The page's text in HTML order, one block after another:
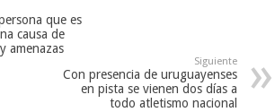
que es
causa de
amenazas
Siguiente
Con presencia de uruguayenses
en pista se vienen dos días a
todo atletismo nacional